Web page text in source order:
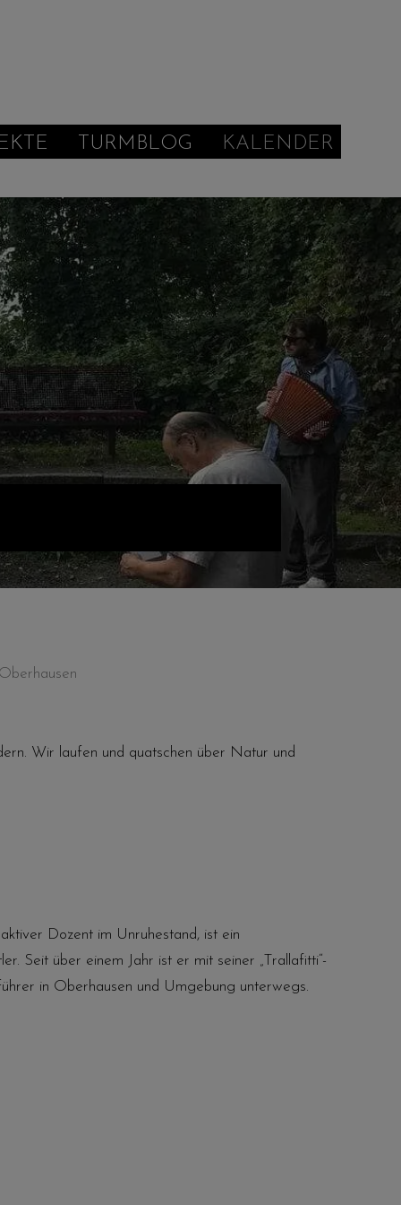
TURMBLOG KALENDER
Wir laufen und quatschen über Natur und
Dozent im Unruhestand, ist ein
Seit über einem Jahr ist er mit seiner „Trallafitti“-
in Oberhausen und Umgebung unterwegs.